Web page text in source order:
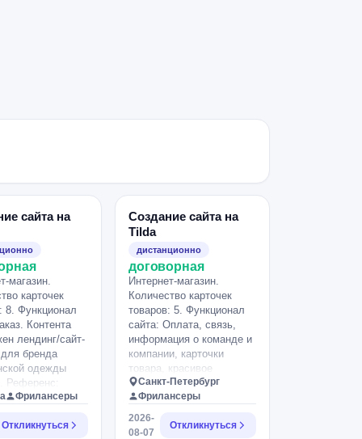
сайта на
магазин.
карточек
8. Функционал
Контента
лендинг/сайт-
для бренда
одежды
Референс:
— нужен
простой,
симпатичный.
Фрилансеры
Откликнуться
Создание сайта на
Tilda
дистанционно
договорная
Интернет-магазин.
Количество карточек
товаров: 5. Функционал
сайта: Оплата, связь,
информация о команде и
компании, карточки
товара, красивое
оформление с
актуальным дизайном на
2026. Контент есть.
Пожелания и
Санкт-Петербург
Фрилансеры
2026-
08-07
Откликнуться